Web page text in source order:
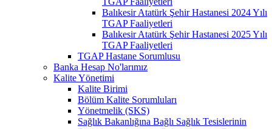
Balıkesir Atatürk Şehir Hastanesi 2024 Yılı
TGAP Faaliyetleri
Balıkesir Atatürk Şehir Hastanesi 2025 Yılı
TGAP Faaliyetleri
TGAP Hastane Sorumlusu
Banka Hesap No'larımız
Kalite Yönetimi
Kalite Birimi
Bölüm Kalite Sorumluları
Yönetmelik (SKS)
Sağlık Bakanlığına Bağlı Sağlık Tesislerinin